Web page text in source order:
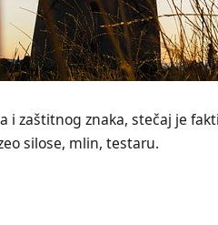
i zaštitnog znaka, stečaj je
silose, mlin, testaru.